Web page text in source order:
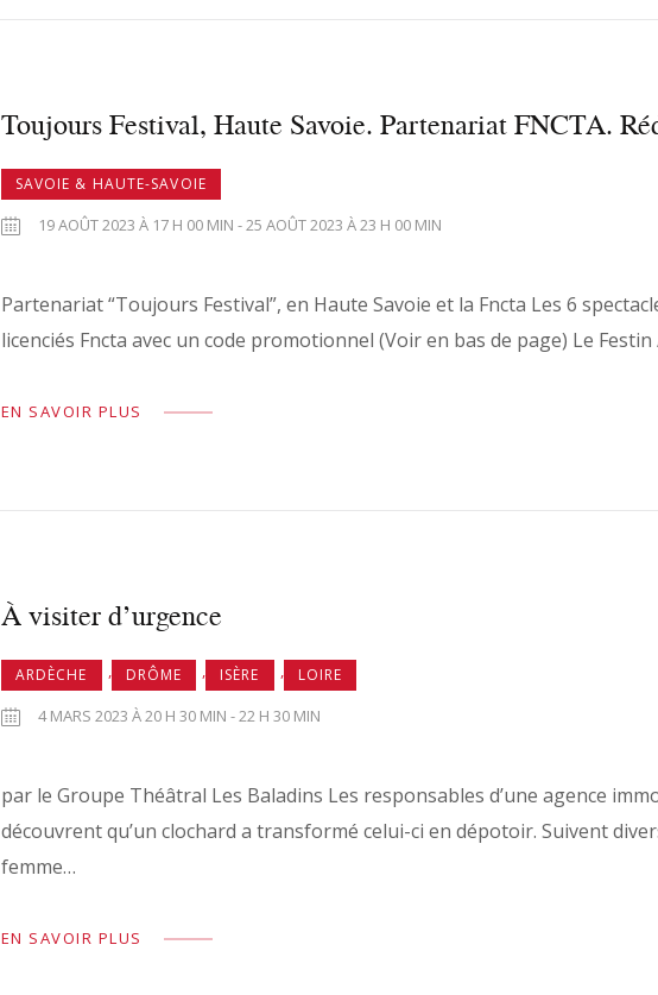
Toujours Festival, Haute Savoie. Partenariat FNCTA.
SAVOIE & HAUTE-SAVOIE
19 AOÛT 2023 À 17 H 00 MIN - 25 AOÛT 2023 À 23 H 00 MIN
Partenariat “Toujours Festival”, en Haute Savoie et la Fncta Les 6
licenciés Fncta avec un code promotionnel (Voir en bas de page) Le
EN SAVOIR PLUS
À visiter d’urgence
ARDÈCHE , DRÔME , ISÈRE , LOIRE
4 MARS 2023 À 20 H 30 MIN - 22 H 30 MIN
par le Groupe Théâtral Les Baladins Les responsables d’une agence
découvrent qu’un clochard a transformé celui-ci en dépotoir. Suivent
femme…
EN SAVOIR PLUS